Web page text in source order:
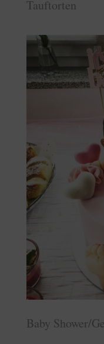
Tauftorten
Baby Shower/